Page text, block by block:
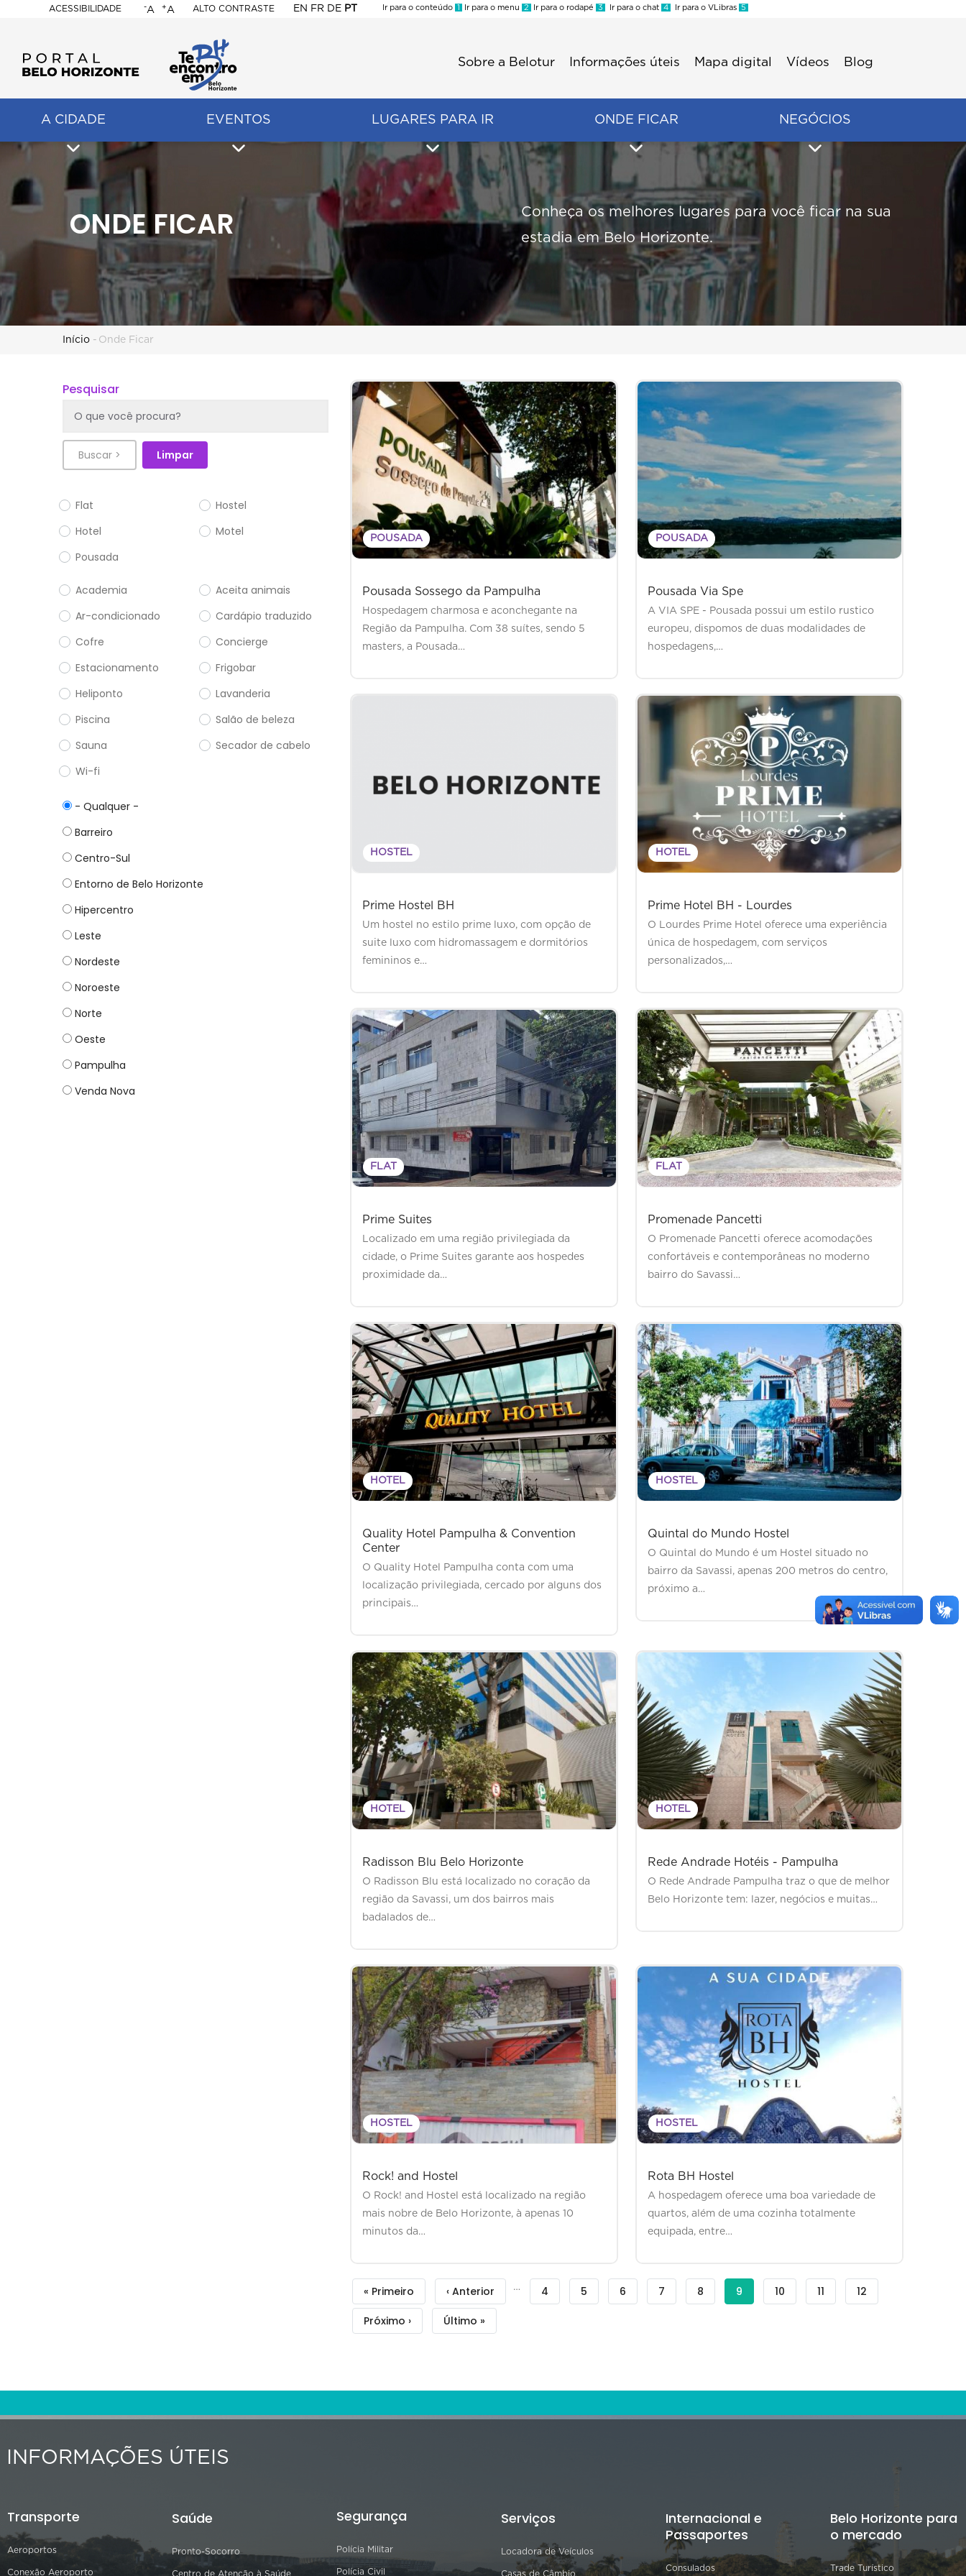
ACESSIBILIDADE
BELO
HORIZONTE
-A +A ALTO CONTRASTE EN FR DE PT
Ir para o conteúdo 1 Ir para o menu 2 Ir para o rodapé 3 Ir para o chat 4 Ir para o VLibras 5
second
Sobre a Belotur Informações úteis Mapa digital Vídeos Blog
A CIDADE EVENTOS LUGARES PARA IR ONDE FICAR NEGÓCIOS
ONDE FICAR
Conheça os melhores lugares para você ficar na sua
estadia em Belo Horizonte.
Trilha
navegação
Início - Onde Ficar
Pesquisar
Flat
Hostel
Hotel
Motel
Pousada
Academia
Aceita animais
Ar-condicionado
Cardápio traduzido
Cofre
Concierge
Estacionamento
Frigobar
Heliponto
Lavanderia
Piscina
Salão de beleza
Sauna
Secador de cabelo
Wi-fi
- Qualquer -
Barreiro
Centro-Sul
Entorno de Belo Horizonte
Hipercentro
Leste
Nordeste
Noroeste
Norte
Oeste
Pampulha
Venda Nova
POUSADA
Pousada Sossego da Pampulha
Hospedagem charmosa e aconchegante na
Região da Pampulha. Com 38 suítes, sendo 5
masters, a Pousada…
POUSADA
Pousada Via Spe
A VIA SPE - Pousada possui um estilo rustico
europeu, dispomos de duas modalidades de
hospedagens,…
HOSTEL
Prime Hostel BH
Um hostel no estilo prime luxo, com opção de
suite luxo com hidromassagem e dormitórios
femininos e…
HOTEL
Prime Hotel BH - Lourdes
O Lourdes Prime Hotel oferece uma experiência
única de hospedagem, com serviços
personalizados,…
FLAT
Prime Suites
Localizado em uma região privilegiada da
cidade, o Prime Suites garante aos hospedes
proximidade da…
FLAT
Promenade Pancetti
O Promenade Pancetti oferece acomodações
confortáveis e contemporâneas no moderno
bairro do Savassi…
HOTEL
Quality Hotel Pampulha & Convention
Center
O Quality Hotel Pampulha conta com uma
localização privilegiada, cercado por alguns dos
principais…
HOSTEL
Quintal do Mundo Hostel
O Quintal do Mundo é um Hostel situado no
bairro da Savassi, apenas 200 metros do centro,
próximo a…
HOTEL
Radisson Blu Belo Horizonte
O Radisson Blu está localizado no coração da
região da Savassi, um dos bairros mais
badalados de…
HOTEL
Rede Andrade Hotéis - Pampulha
O Rede Andrade Pampulha traz o que de melhor
Belo Horizonte tem: lazer, negócios e muitas…
HOSTEL
Rock! and Hostel
O Rock! and Hostel está localizado na região
mais nobre de Belo Horizonte, à apenas 10
minutos da…
HOSTEL
Rota BH Hostel
A hospedagem oferece uma boa variedade de
quartos, além de uma cozinha totalmente
equipada, entre…
Paginação
Primeira
página
« Primeiro
Página
anterior
‹ Anterior …
Filtrar
4
Filtrar
5
Filtrar
6
Filtrar
7
Filtrar
8
Página
9
Filtrar
10
Filtrar
11
Filtrar
12
Próxima
Próximo ›
Última
Último »
INFORMAÇÕES ÚTEIS
Transporte
Aeroportos
Conexão Aeroporto
Saúde
Pronto-Socorro
Centro de Atenção à Saúde
Segurança
Polícia Militar
Polícia Civil
Serviços
Locadora de Veículos
Casas de Câmbio
Internacional e
Passaportes
Consulados
Belo Horizonte para
o mercado
Trade Turístico